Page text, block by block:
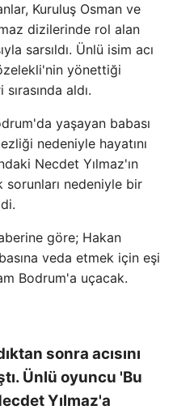
Kuruluş Osman ve
dizilerinde rol alan
sarsıldı. Ünlü isim acı
yönettiği
aldı.
yaşayan babası
nedeniyle hayatını
Necdet Yılmaz'ın
sorunları nedeniyle bir
göre; Hakan
veda etmek için eşi
Bodrum'a uçacak.
sonra acısını
Ünlü oyuncu 'Bu
Yılmaz'a